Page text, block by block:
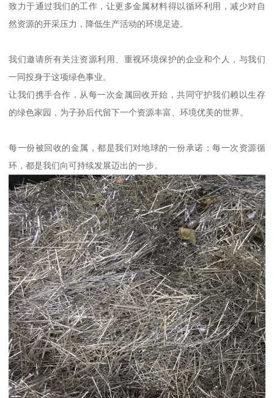
致力于通过我们的工作，让更多金属材料得以循环利用，减少对自
然资源的开采压力，降低生产活动的环境足迹。
我们邀请所有关注资源利用、重视环境保护的企业和个人，与我们
一同投身于这项绿色事业。
让我们携手合作，从每一次金属回收开始，共同守护我们赖以生存
的绿色家园，为子孙后代留下一个资源丰富、环境优美的世界。
每一份被回收的金属，都是我们对地球的一份承诺；每一次资源循
环，都是我们向可持续发展迈出的一步。